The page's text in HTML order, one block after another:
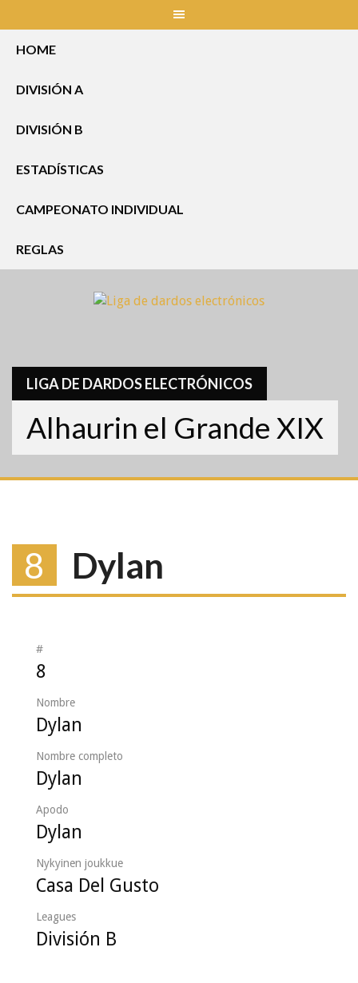
to
content
HOME
DIVISIÓN A
DIVISIÓN B
ESTADÍSTICAS
CAMPEONATO INDIVIDUAL
REGLAS
LIGA DE DARDOS ELECTRÓNICOS
Alhaurin el Grande XIX
8 Dylan
#
8
Nombre
Dylan
Nombre completo
Dylan
Apodo
Dylan
Nykyinen joukkue
Casa Del Gusto
Leagues
División B